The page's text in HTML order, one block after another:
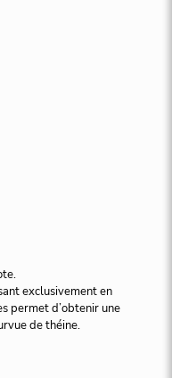
exclusivement en
permet d’obtenir une
de théine.